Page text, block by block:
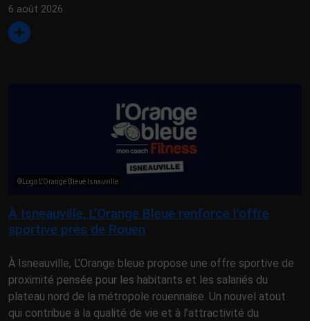
6 août 2026
©Logo L'Orange Bleue Isnauville
À Isneauville, L’Orange Bleue renforce l’offre
sportive près de Rouen
À Isneauville, L’Orange bleue propose une offre sportive de
proximité pensée pour les habitants et les salariés du
plateau nord de la métropole rouennaise. Un nouvel atout
qui contribue à la qualité de vie et à l’attractivité du